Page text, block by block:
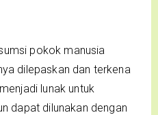
pokok manusia
dilepaskan dan terkena
lunak untuk
dapat dilunakan dengan